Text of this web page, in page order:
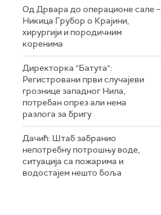
Од Дрвара до операционе сале –
Никица Грубор о Крајини,
хирургији и породичним
коренима
Директорка "Батута":
Регистровани први случајеви
грознице западног Нила,
потребан опрез али нема
разлога за бригу
Дачић: Штаб забранио
непотребну потрошњу воде,
ситуација са пожарима и
водостајем нешто боља